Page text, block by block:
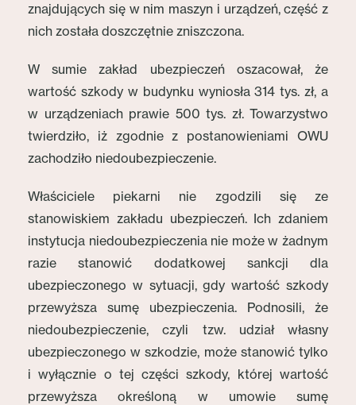
znajdujących się w nim maszyn i urządzeń, część z
nich została doszczętnie zniszczona.
W sumie zakład ubezpieczeń oszacował, że
wartość szkody w budynku wyniosła 314 tys. zł, a
w urządzeniach prawie 500 tys. zł. Towarzystwo
twierdziło, iż zgodnie z postanowieniami OWU
zachodziło niedoubezpieczenie.
Właściciele piekarni nie zgodzili się ze
stanowiskiem zakładu ubezpieczeń. Ich zdaniem
instytucja niedoubezpieczenia nie może w żadnym
razie stanowić dodatkowej sankcji dla
ubezpieczonego w sytuacji, gdy wartość szkody
przewyższa sumę ubezpieczenia. Podnosili, że
niedoubezpieczenie, czyli tzw. udział własny
ubezpieczonego w szkodzie, może stanowić tylko
i wyłącznie o tej części szkody, której wartość
przewyższa określoną w umowie sumę